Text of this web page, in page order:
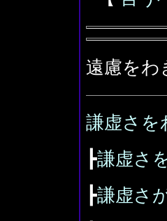
遠慮をわ
謙虚さを
┣謙虚さ
┣謙虚さ